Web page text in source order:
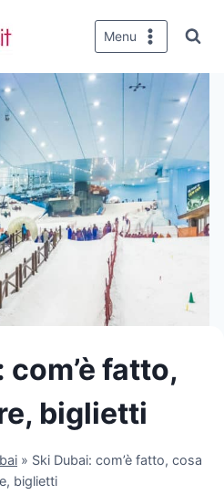
Menu
com’è fatto,
biglietti
» Ski Dubai: com’è fatto, cosa
biglietti